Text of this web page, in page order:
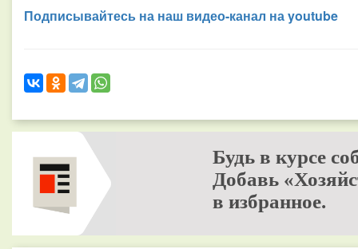
Подписывайтесь на наш видео-канал на youtube
Будь в курсе
Добавь
в избранное.